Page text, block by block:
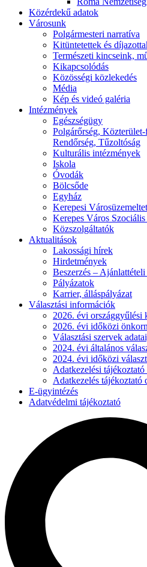
Közérdekű adatok
Városunk
Polgármesteri narratíva
Kitüntetettek és
Természeti kincseink,
Kikapcsolódás
Közösségi közlekedés
Média
Kép és videó galéria
Intézmények
Egészségügy
Polgárőrség,
Rendőrség, Tűzoltóság
Kulturális intézmények
Iskola
Óvodák
Bölcsőde
Egyház
Kerepesi
Kerepes Város
Közszolgáltatók
Aktualitások
Lakossági hírek
Hirdetmények
Beszerzés –
Pályázatok
Karrier, álláspályázat
Választási információk
2026. évi országgyűlési
2026. évi időközi
Választási szervek
2024. évi általános
2024. évi időközi
Adatkezelési
Adatkezelés tájékoztató
E-ügyintézés
Adatvédelmi tájékoztató